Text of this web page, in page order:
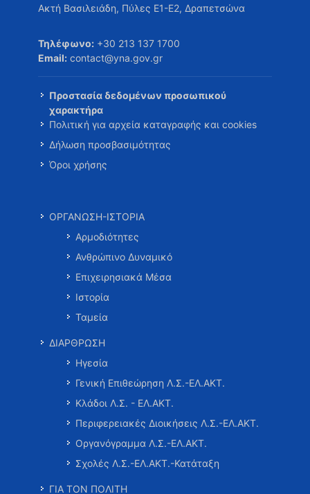
Ακτή Βασιλειάδη, Πύλες Ε1-Ε2, Δραπετσώνα
Τηλέφωνο: +30 213 137 1700
Email: contact@yna.gov.gr
Προστασία δεδομένων προσωπικού
χαρακτήρα
Πολιτική για αρχεία καταγραφής και cookies
Δήλωση προσβασιμότητας
Όροι χρήσης
ΟΡΓΑΝΩΣΗ-ΙΣΤΟΡΙΑ
Αρμοδιότητες
Ανθρώπινο Δυναμικό
Επιχειρησιακά Μέσα
Ιστορία
Ταμεία
ΔΙΑΡΘΡΩΣΗ
Ηγεσία
Γενική Επιθεώρηση Λ.Σ.-ΕΛ.ΑΚΤ.
Κλάδοι Λ.Σ. - ΕΛ.ΑΚΤ.
Περιφερειακές Διοικήσεις Λ.Σ.-ΕΛ.ΑΚΤ.
Οργανόγραμμα Λ.Σ.-ΕΛ.ΑΚΤ.
Σχολές Λ.Σ.-ΕΛ.ΑΚΤ.-Κατάταξη
ΓΙΑ ΤΟΝ ΠΟΛΙΤΗ